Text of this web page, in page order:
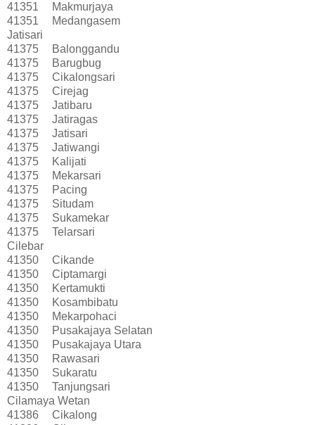
41351
Makmurjaya
41351
Medangasem
Jatisari
41375
Balonggandu
41375
Barugbug
41375
Cikalongsari
41375
Cirejag
41375
Jatibaru
41375
Jatiragas
41375
Jatisari
41375
Jatiwangi
41375
Kalijati
41375
Mekarsari
41375
Pacing
41375
Situdam
41375
Sukamekar
41375
Telarsari
Cilebar
41350
Cikande
41350
Ciptamargi
41350
Kertamukti
41350
Kosambibatu
41350
Mekarpohaci
41350
Pusakajaya Selatan
41350
Pusakajaya Utara
41350
Rawasari
41350
Sukaratu
41350
Tanjungsari
Cilamaya Wetan
41386
Cikalong